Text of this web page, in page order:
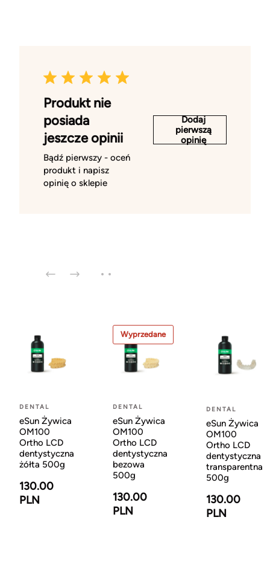
Produkt nie
posiada
jeszcze opinii
Bądź pierwszy - oceń
produkt i napisz
opinię o sklepie
Dodaj
pierwszą
opinię
DENTAL
eSun Żywica
OM100
Ortho LCD
dentystyczna
żółta 500g
130.00
PLN
Wyprzedane
DENTAL
eSun Żywica
OM100
Ortho LCD
dentystyczna
bezowa
500g
130.00
PLN
DENTAL
eSun Żywica
OM100
Ortho LCD
dentystyczna
transparentna
500g
130.00
PLN